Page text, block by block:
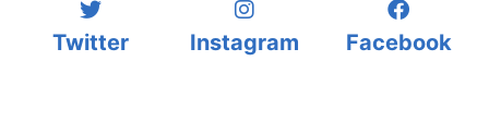
Twitter Instagram Facebook